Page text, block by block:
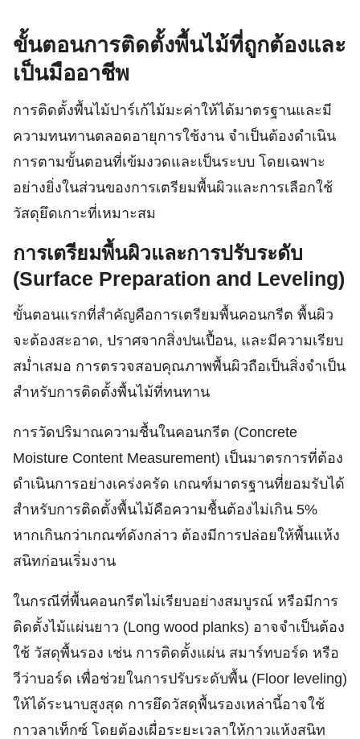
ขั้นตอนการติดตั้งพื้นไม้ที่ถูกต้องและ
เป็นมืออาชีพ
การติดตั้งพื้นไม้ปาร์เก้ไม้มะค่าให้ได้มาตรฐานและมี
ความทนทานตลอดอายุการใช้งาน จำเป็นต้องดำเนิน
การตามขั้นตอนที่เข้มงวดและเป็นระบบ โดยเฉพาะ
อย่างยิ่งในส่วนของการเตรียมพื้นผิวและการเลือกใช้
วัสดุยึดเกาะที่เหมาะสม
การเตรียมพื้นผิวและการปรับระดับ
(Surface Preparation and Leveling)
ขั้นตอนแรกที่สำคัญคือการเตรียมพื้นคอนกรีต พื้นผิว
จะต้องสะอาด, ปราศจากสิ่งปนเปื้อน, และมีความเรียบ
สม่ำเสมอ การตรวจสอบคุณภาพพื้นผิวถือเป็นสิ่งจำเป็น
สำหรับการติดตั้งพื้นไม้ที่ทนทาน
การวัดปริมาณความชื้นในคอนกรีต (Concrete
Moisture Content Measurement) เป็นมาตรการที่ต้อง
ดำเนินการอย่างเคร่งครัด เกณฑ์มาตรฐานที่ยอมรับได้
สำหรับการติดตั้งพื้นไม้คือความชื้นต้องไม่เกิน 5%
หากเกินกว่าเกณฑ์ดังกล่าว ต้องมีการปล่อยให้พื้นแห้ง
สนิทก่อนเริ่มงาน
ในกรณีที่พื้นคอนกรีตไม่เรียบอย่างสมบูรณ์ หรือมีการ
ติดตั้งไม้แผ่นยาว (Long wood planks) อาจจำเป็นต้อง
ใช้ วัสดุพื้นรอง เช่น การติดตั้งแผ่น สมาร์ทบอร์ด หรือ
วีว่าบอร์ด เพื่อช่วยในการปรับระดับพื้น (Floor leveling)
ให้ได้ระนาบสูงสุด การยึดวัสดุพื้นรองเหล่านี้อาจใช้
กาวลาเท็กซ์ โดยต้องเผื่อระยะเวลาให้กาวแห้งสนิท